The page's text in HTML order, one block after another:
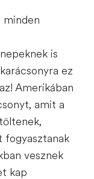
minden
is
ez
Amerikában
amit a
fogyasztanak
vesznek
kap